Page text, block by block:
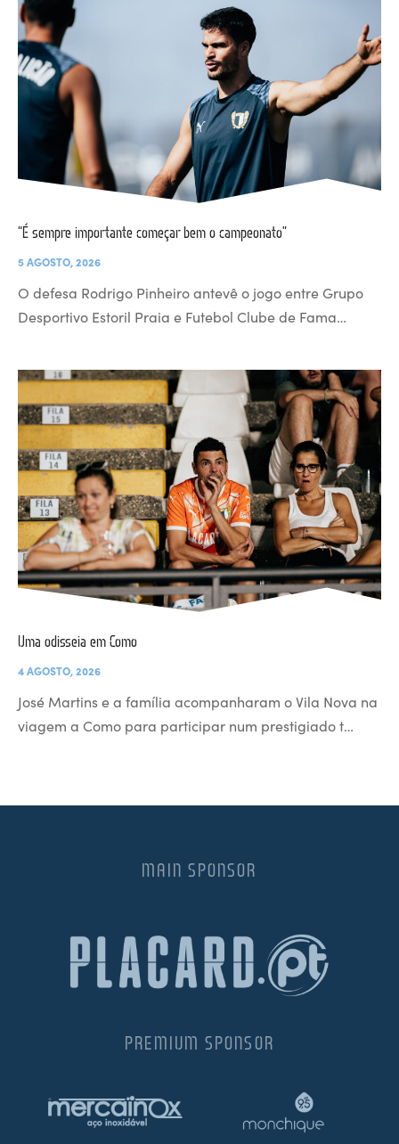
“É sempre importante começar bem o campeonato”
5 AGOSTO, 2026
O defesa Rodrigo Pinheiro antevê o jogo entre Grupo
Desportivo Estoril Praia e Futebol Clube de Fama…
Uma odisseia em Como
4 AGOSTO, 2026
José Martins e a família acompanharam o Vila Nova na
viagem a Como para participar num prestigiado t…
MAIN SPONSOR
PREMIUM SPONSOR